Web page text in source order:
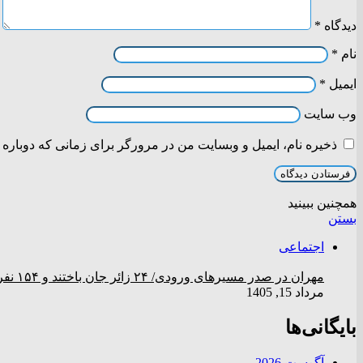
دیدگاه *
نام *
ایمیل *
وب‌ سایت
ذخیره نام، ایمیل و وبسایت من در مرورگر برای زمانی که
همچنین ببینید
بستن
اجتماعی
مهران در صدر مسیر‌های ورودی/ ۲۴ زائر جان باختند و ۱۵۴ نفر مصدوم شدند
مرداد 15, 1405
بایگانی‌ها